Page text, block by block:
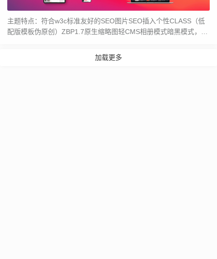
主题特点：符合w3c标准友好的SEO图片SEO插入个性CLASS（低
配版模板伪原创）ZBP1.7原生缩略图轻CMS相册模式暗黑模式，可
加载更多